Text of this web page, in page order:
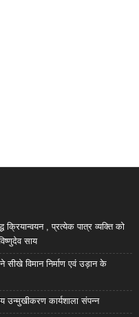
, प्रत्येक पात्र व्यक्ति को
साय
ने सीखे विमान निर्माण एवं उड़ान के
उन्मुखीकरण कार्यशाला संपन्न